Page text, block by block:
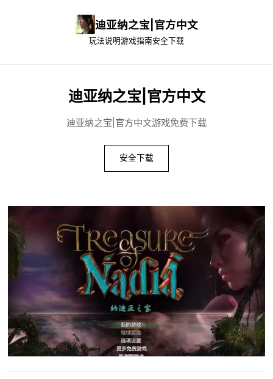
迪亚纳之宝|官方中文
玩法说明游戏指南安全下载
迪亚纳之宝|官方中文
迪亚纳之宝|官方中文游戏免费下载
安全下载